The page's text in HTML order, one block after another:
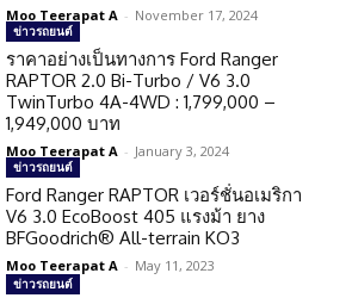
Moo Teerapat A - November 17, 2024
ข่าวรถยนต์
ราคาอย่างเป็นทางการ Ford Ranger
RAPTOR 2.0 Bi-Turbo / V6 3.0
TwinTurbo 4A-4WD : 1,799,000 –
1,949,000 บาท
Moo Teerapat A - January 3, 2024
ข่าวรถยนต์
Ford Ranger RAPTOR เวอร์ชั่นอเมริกา
V6 3.0 EcoBoost 405 แรงม้า ยาง
BFGoodrich® All-terrain KO3
Moo Teerapat A - May 11, 2023
ข่าวรถยนต์